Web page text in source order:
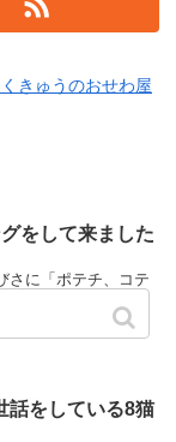
きゅうのおせわ屋
をして来ました
さに「ポテチ、コテ
んと、 次男のコテ
に譲渡した成猫た
話をしている8猫